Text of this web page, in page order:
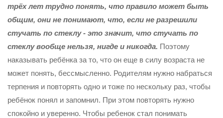
трёх лет трудно понять, что правило может быть
общим, они не понимают, что, если не разрешили
стучать по стеклу - это значит, что стучать по
стеклу вообще нельзя, нигде и никогда. Поэтому
наказывать ребёнка за то, что он еще в силу возраста не
может понять, бессмысленно. Родителям нужно набраться
терпения и повторять одно и тоже по нескольку раз, чтобы
ребёнок понял и запомнил. При этом повторять нужно
спокойно и уверенно. Чтобы ребенок стал понимать